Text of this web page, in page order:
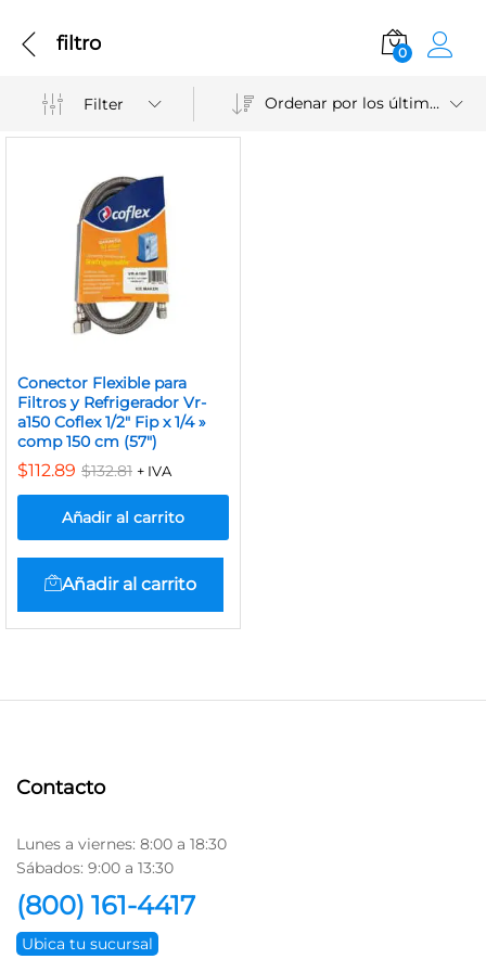
filtro 0
Filter Ordenar por los últimos
Conector Flexible para
Filtros y Refrigerador Vr-
a150 Coflex 1/2″ Fip x 1/4 »
comp 150 cm (57″)
$112.89 $132.81 + IVA
Añadir al carrito
Añadir al carrito
Contacto
Lunes a viernes: 8:00 a 18:30
Sábados: 9:00 a 13:30
(800) 161-4417
Ubica tu sucursal